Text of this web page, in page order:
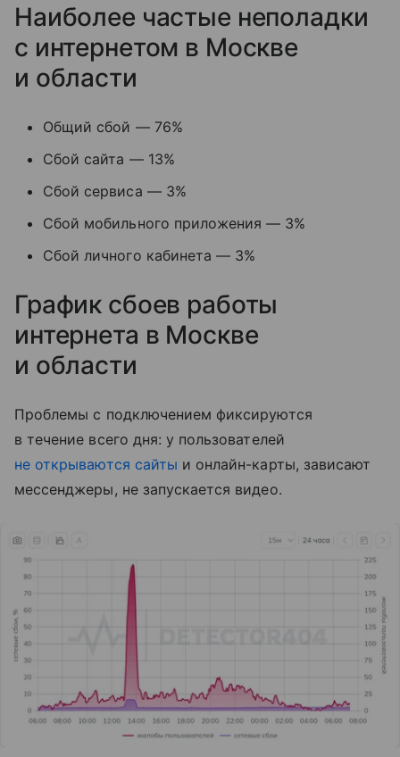
Наиболее частые неполадки
с интернетом в Москве
и области
Общий сбой — 76%
Сбой сайта — 13%
Сбой сервиса — 3%
Сбой мобильного приложения — 3%
Сбой личного кабинета — 3%
График сбоев работы
интернета в Москве
и области
Проблемы с подключением фиксируются
в течение всего дня: у пользователей
не открываются сайты и онлайн-карты, зависают
мессенджеры, не запускается видео.